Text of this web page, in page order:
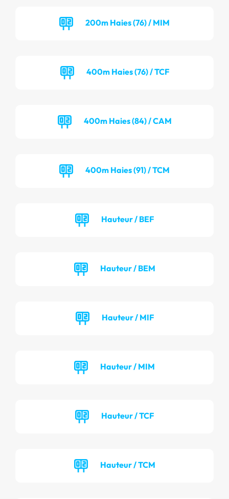
200m Haies (76) / MIM
400m Haies (76) / TCF
400m Haies (84) / CAM
400m Haies (91) / TCM
Hauteur / BEF
Hauteur / BEM
Hauteur / MIF
Hauteur / MIM
Hauteur / TCF
Hauteur / TCM